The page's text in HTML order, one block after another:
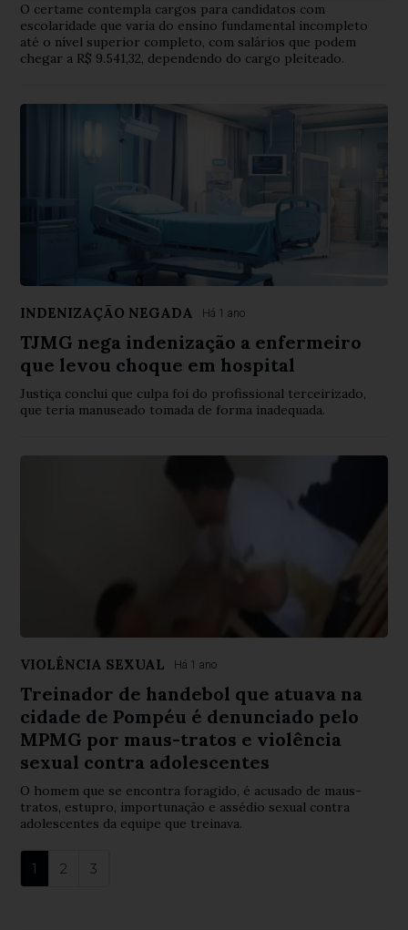
O certame contempla cargos para candidatos com
escolaridade que varia do ensino fundamental incompleto
até o nível superior completo, com salários que podem
chegar a R$ 9.541,32, dependendo do cargo pleiteado.
INDENIZAÇÃO NEGADA Há 1 ano
TJMG nega indenização a enfermeiro
que levou choque em hospital
Justiça conclui que culpa foi do profissional terceirizado,
que teria manuseado tomada de forma inadequada.
VIOLÊNCIA SEXUAL Há 1 ano
Treinador de handebol que atuava na
cidade de Pompéu é denunciado pelo
MPMG por maus-tratos e violência
sexual contra adolescentes
O homem que se encontra foragido, é acusado de maus-
tratos, estupro, importunação e assédio sexual contra
adolescentes da equipe que treinava.
1 2 3